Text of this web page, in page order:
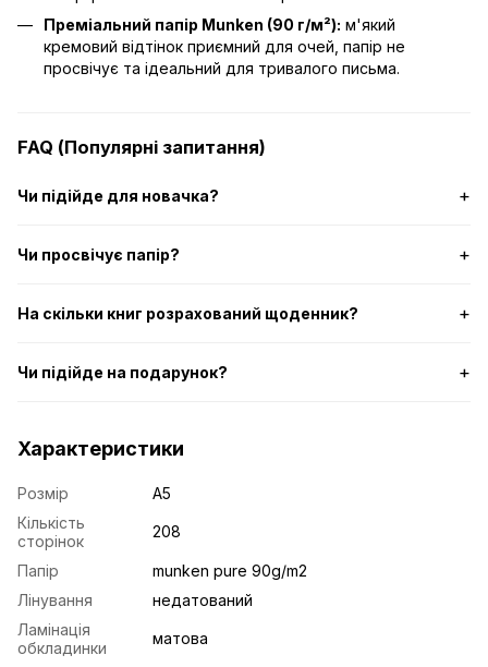
Преміальний папір Munken (90 г/м²): м'який
кремовий відтінок приємний для очей, папір не
просвічує та ідеальний для тривалого письма.
FAQ (Популярні запитання)
Чи підійде для новачка?
Чи просвічує папір?
На скільки книг розрахований щоденник?
Чи підійде на подарунок?
Характеристики
Розмір
A5
Кількість
сторінок
208
Папір
munken pure 90g/m2
Лінування
недатований
Ламінація
обкладинки
матова